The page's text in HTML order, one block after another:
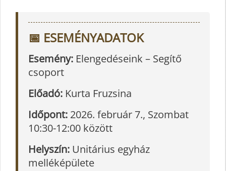
📅 ESEMÉNYADATOK
Esemény: Elengedéseink – Segítő
csoport
Előadó: Kurta Fruzsina
Időpont: 2026. február 7., Szombat
10:30-12:00 között
Helyszín: Unitárius egyház
melléképülete